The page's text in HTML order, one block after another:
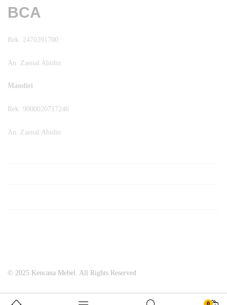
BCA
Rek. 2470391700
An. Zaenal Abidin
Mandiri
Rek. 9000020717246
An. Zaenal Abidin
© 2025 Kencana Mebel. All Rights Reserved